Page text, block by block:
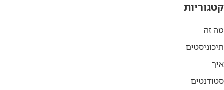
קטגוריות
מה זה
תיכוניסטים
איך
סטודנטים